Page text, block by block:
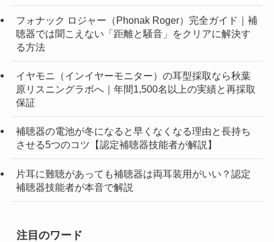
フォナック ロジャー（Phonak Roger）完全ガイド｜補
聴器では聞こえない「距離と騒音」をクリアに解決す
る方法
イヤモニ（インイヤーモニター）の耳型採取なら秋葉
原リスニングラボへ｜年間1,500名以上の実績と再採取
保証
補聴器の電池が冬になると早くなくなる理由と長持ち
させる5つのコツ【認定補聴器技能者が解説】
片耳に難聴があっても補聴器は両耳装用がいい？認定
補聴器技能者が本音で解説
注目のワード